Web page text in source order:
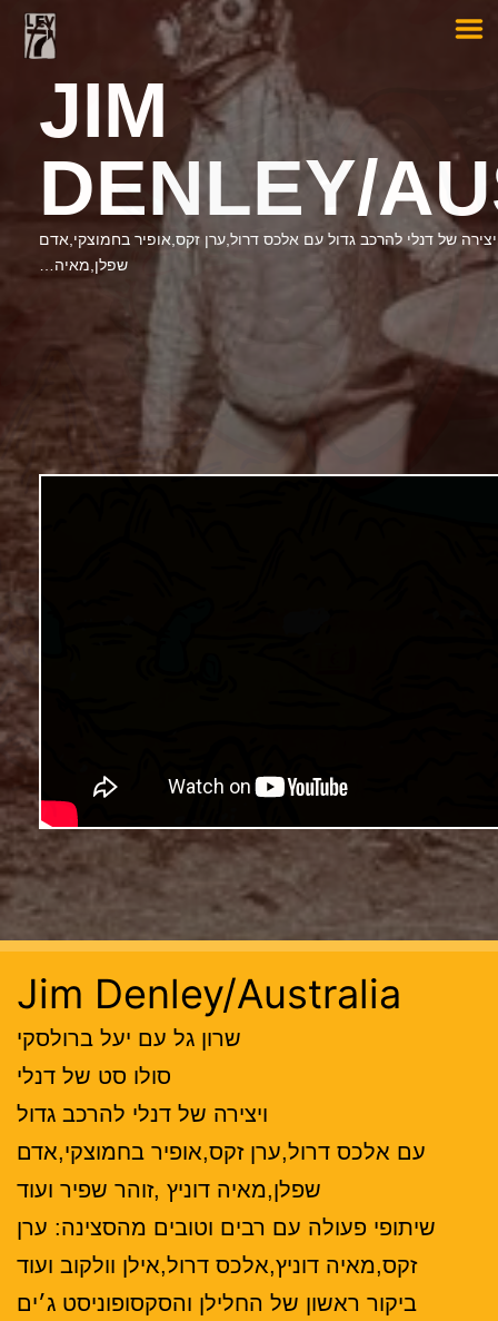
JIM
DENLEY/
של דנלי להרכב גדול עם אלכס דרול,ערן זקס,אופיר בחמוצקי,אדם
שפלן,מאיה…
Jim Denley/Australia
שרון גל עם יעל ברולסקי
סולו סט של דנלי
ויצירה של דנלי להרכב גדול
עם אלכס דרול,ערן זקס,אופיר בחמוצקי,אדם
שפלן,מאיה דוניץ ,זוהר שפיר ועוד
שיתופי פעולה עם רבים וטובים מהסצינה: ערן
זקס,מאיה דוניץ,אלכס דרול,אילן וולקוב ועוד
ביקור ראשון של החלילן והסקסופוניסט ג׳ים